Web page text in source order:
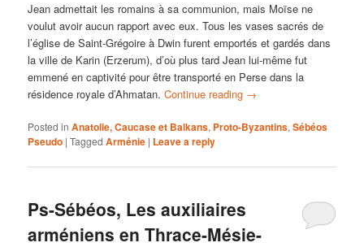
Jean admettait les romains à sa communion, mais Moïse ne
voulut avoir aucun rapport avec eux. Tous les vases sacrés de
l’église de Saint-Grégoire à Dwin furent emportés et gardés dans
la ville de Karin (Erzerum), d’où plus tard Jean lui-même fut
emmené en captivité pour être transporté en Perse dans la
résidence royale d’Ahmatan.Continue reading →
Posted in Anatolie, Caucase et Balkans, Proto-Byzantins,Sébéos
Pseudo |Tagged Arménie | Leave a reply
Ps-Sébéos, Les auxiliaires
arméniens en Thrace-Mésie-